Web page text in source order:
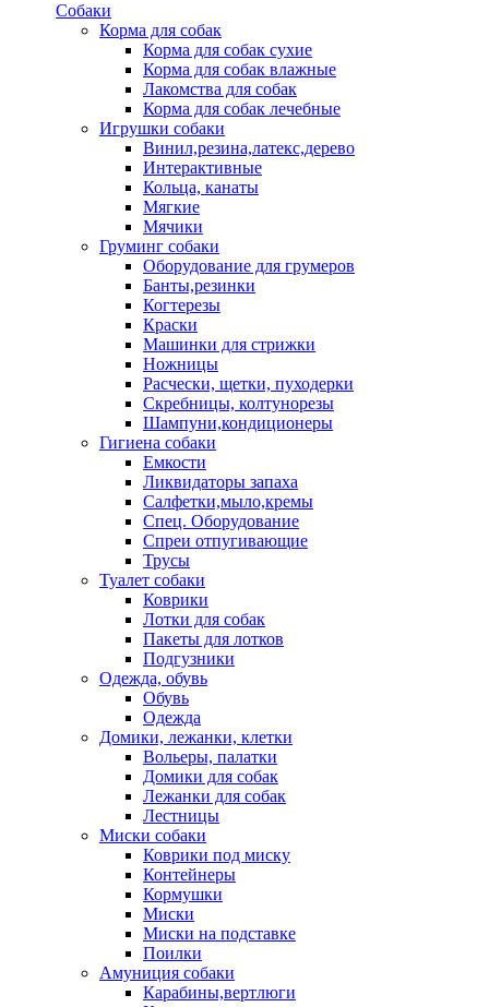
Собаки
Корма для собак
Корма для собак сухие
Корма для собак влажные
Лакомства для собак
Корма для собак лечебные
Игрушки собаки
Винил,резина,латекс,дерево
Интерактивные
Кольца, канаты
Мягкие
Мячики
Груминг собаки
Оборудование для грумеров
Банты,резинки
Когтерезы
Краски
Машинки для стрижки
Ножницы
Расчески, щетки, пуходерки
Скребницы, колтунорезы
Шампуни,кондиционеры
Гигиена собаки
Емкости
Ликвидаторы запаха
Салфетки,мыло,кремы
Спец. Оборудование
Спреи отпугивающие
Трусы
Туалет собаки
Коврики
Лотки для собак
Пакеты для лотков
Подгузники
Одежда, обувь
Обувь
Одежда
Домики, лежанки, клетки
Вольеры, палатки
Домики для собак
Лежанки для собак
Лестницы
Миски собаки
Коврики под миску
Контейнеры
Кормушки
Миски
Миски на подставке
Поилки
Амуниция собаки
Карабины,вертлюги